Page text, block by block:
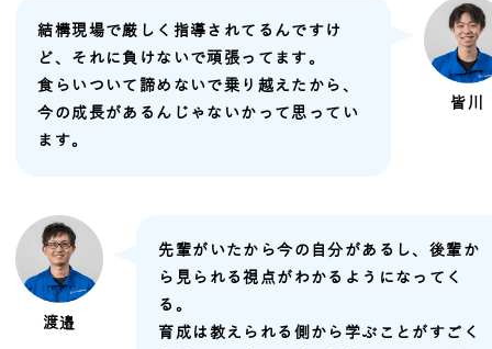
皆川
結構現場で厳しく指導されてるんですけ
ど、それに負けないで頑張ってます。
食らいついて諦めないで乗り越えたから、
今の成長があるんじゃないかって思ってい
ます。
渡邉
先輩がいたから今の自分があるし、後輩か
ら見られる視点がわかるようになってく
る。
育成は教えられる側から学ぶことがすごく